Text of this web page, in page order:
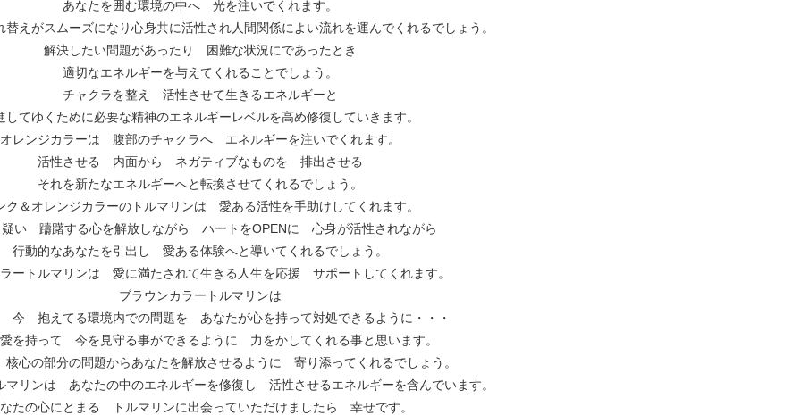
あなたを囲む環境の中へ 光を注いでくれます。
替えがスムーズになり心身共に活性され人間関係によい流れを運んでくれるでしょう。
解決したい問題があったり 困難な状況にであったとき
適切なエネルギーを与えてくれることでしょう。
チャクラを整え 活性させて生きるエネルギーと
してゆくために必要な精神のエネルギーレベルを高め修復していきます。
オレンジカラーは 腹部のチャクラへ エネルギーを注いでくれます。
活性させる 内面から ネガティブなものを 排出させる
それを新たなエネルギーへと転換させてくれるでしょう。
ク＆オレンジカラーのトルマリンは 愛ある活性を手助けしてくれます。
い 躊躇する心を解放しながら ハートをOPENに 心身が活性されながら
行動的なあなたを引出し 愛ある体験へと導いてくれるでしょう。
ートルマリンは 愛に満たされて生きる人生を応援 サポートしてくれます。
ブラウンカラートルマリンは
今 抱えてる環境内での問題を あなたが心を持って対処できるように・・・
を持って 今を見守る事ができるように 力をかしてくれる事と思います。
心の部分の問題からあなたを解放させるように 寄り添ってくれるでしょう。
マリンは あなたの中のエネルギーを修復し 活性させるエネルギーを含んでいます。
たの心にとまる トルマリンに出会っていただけましたら 幸せです。